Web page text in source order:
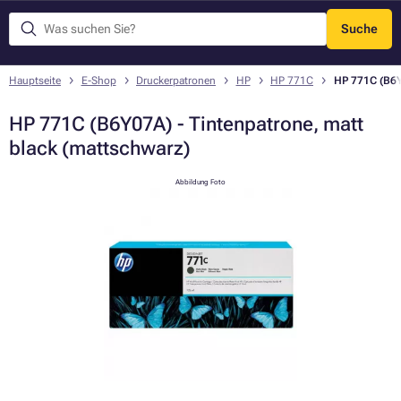
Suche
Menü
Hauptseite E-Shop Druckerpatronen HP HP 771C HP 771C
HP 771C (B6Y07A) - Tintenpatrone, matt
black (mattschwarz)
Abbildung Foto